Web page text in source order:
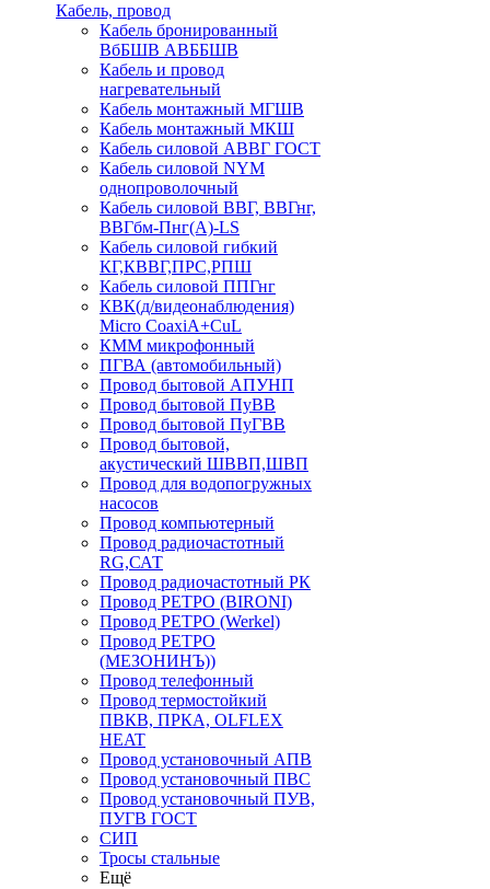
Кабель, провод
Кабель бронированный
ВбБШВ АВББШВ
Кабель и провод
нагревательный
Кабель монтажный МГШВ
Кабель монтажный МКШ
Кабель силовой АВВГ ГОСТ
Кабель силовой NYM
однопроволочный
Кабель силовой ВВГ, ВВГнг,
ВВГбм-Пнг(А)-LS
Кабель силовой гибкий
КГ,КВВГ,ПРС,РПШ
Кабель силовой ППГнг
КВК(д/видеонаблюдения)
Micro CoaxiA+CuL
КММ микрофонный
ПГВА (автомобильный)
Провод бытовой АПУНП
Провод бытовой ПуВВ
Провод бытовой ПуГВВ
Провод бытовой,
акустический ШВВП,ШВП
Провод для водопогружных
насосов
Провод компьютерный
Провод радиочастотный
RG,САТ
Провод радиочастотный РК
Провод РЕТРО (BIRONI)
Провод РЕТРО (Werkel)
Провод РЕТРО
(МЕЗОНИНЪ))
Провод телефонный
Провод термостойкий
ПВКВ, ПРКА, OLFLEX
HEAT
Провод установочный АПВ
Провод установочный ПВС
Провод установочный ПУВ,
ПУГВ ГОСТ
СИП
Тросы стальные
Ещё